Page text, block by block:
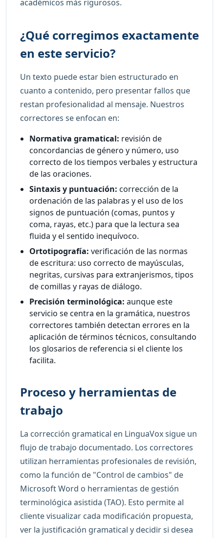
académicos más rigurosos.
¿Qué corregimos exactamente
en este servicio?
Un texto puede estar bien estructurado en
cuanto a contenido, pero presentar fallos que
restan profesionalidad al mensaje. Nuestros
correctores se enfocan en:
Normativa gramatical: revisión de
concordancias de género y número, uso
correcto de los tiempos verbales y estructura
de las oraciones.
Sintaxis y puntuación: corrección de la
ordenación de las palabras y el uso de los
signos de puntuación (comas, puntos y
coma, rayas, etc.) para que la lectura sea
fluida y el sentido inequívoco.
Ortotipografía: verificación de las normas
de escritura: uso correcto de mayúsculas,
negritas, cursivas para extranjerismos, tipos
de comillas y rayas de diálogo.
Precisión terminológica: aunque este
servicio se centra en la gramática, nuestros
correctores también detectan errores en la
aplicación de términos técnicos, consultando
los glosarios de referencia si el cliente los
facilita.
Proceso y herramientas de
trabajo
La corrección gramatical en LinguaVox sigue un
flujo de trabajo documentado. Los correctores
utilizan herramientas profesionales de revisión,
como la función de "Control de cambios" de
Microsoft Word o herramientas de gestión
terminológica asistida (TAO). Esto permite al
cliente visualizar cada modificación propuesta,
ver la justificación gramatical y decidir si desea